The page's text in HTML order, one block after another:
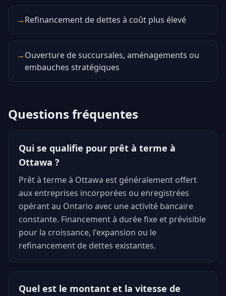
→Refinancement de dettes à coût plus élevé
→Ouverture de succursales, aménagements ou
embauches stratégiques
Questions fréquentes
Qui se qualifie pour prêt à terme à
Ottawa ?
Prêt à terme à Ottawa est généralement offert
aux entreprises incorporées ou enregistrées
opérant au Ontario avec une activité bancaire
constante. Financement à durée fixe et prévisible
pour la croissance, l'expansion ou le
refinancement de dettes existantes.
Quel est le montant et la vitesse de